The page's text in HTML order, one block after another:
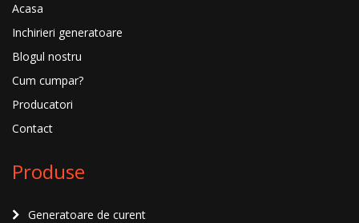
Acasa
Inchirieri generatoare
Blogul nostru
Cum cumpar?
Producatori
Contact
Produse
Generatoare de curent